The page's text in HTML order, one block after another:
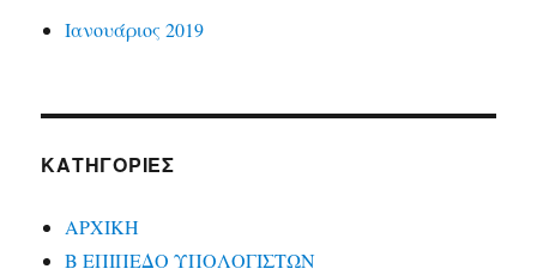
Ιανουάριος 2019
KΑΤΗΓΟΡΊΕΣ
ΑΡΧΙΚΗ
Β ΕΠΙΠΕΔΟ ΥΠΟΛΟΓΙΣΤΩΝ